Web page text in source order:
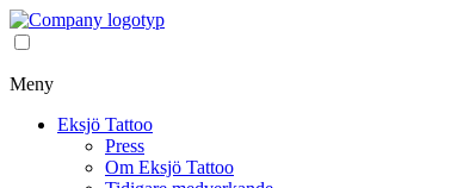
Meny
Eksjö Tattoo
Press
Om Eksjö Tattoo